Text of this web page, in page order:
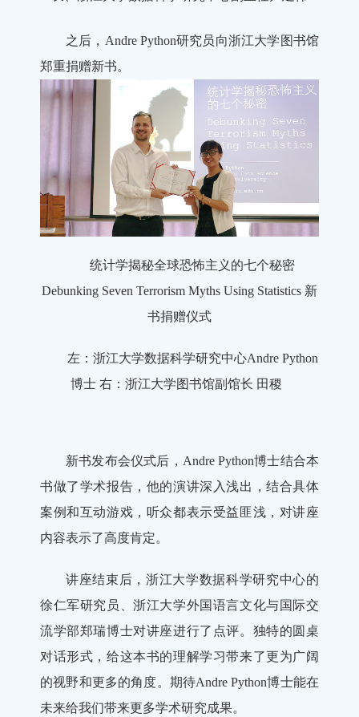
之后，Andre Python研究员向浙江大学图书馆
郑重捐赠新书。
统计学揭秘全球恐怖主义的七个秘密
Debunking Seven Terrorism Myths Using Statistics 新
书捐赠仪式
左：浙江大学数据科学研究中心Andre Python
博士 右：浙江大学图书馆副馆长 田稷
新书发布会仪式后，Andre Python博士结合本
书做了学术报告，他的演讲深入浅出，结合具体
案例和互动游戏，听众都表示受益匪浅，对讲座
内容表示了高度肯定。
讲座结束后，浙江大学数据科学研究中心的
徐仁军研究员、浙江大学外国语言文化与国际交
流学部郑瑞博士对讲座进行了点评。独特的圆桌
对话形式，给这本书的理解学习带来了更为广阔
的视野和更多的角度。期待Andre Python博士能在
未来给我们带来更多学术研究成果。